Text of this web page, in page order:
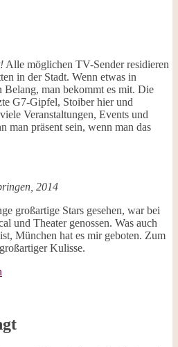
Alle möglichen TV-Sender residieren
in der Stadt. Wenn etwas in
Belang, man bekommt es mit. Die
G7-Gipfel, Stoiber hier und
Veranstaltungen, Events und
man präsent sein, wenn man das
2014
großartige Stars gesehen, war bei
und Theater genossen. Was auch
München hat es mir geboten. Zum
Kulisse.